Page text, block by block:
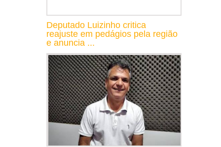
Deputado Luizinho critica
reajuste em pedágios pela região
e anuncia ...